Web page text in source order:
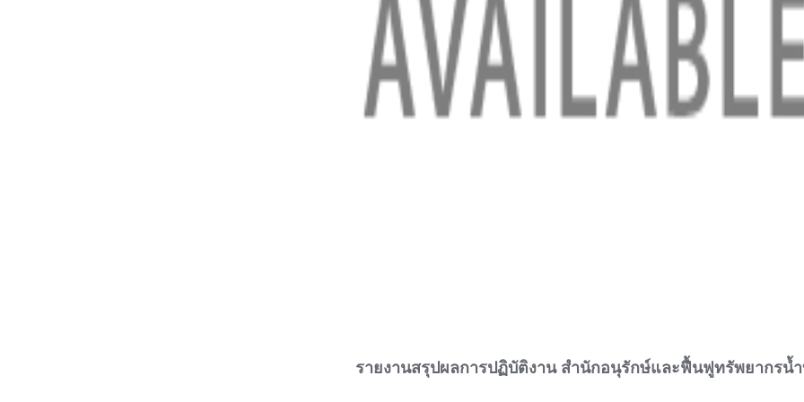
รายงานสรุปผลการปฏิบัติงาน สำนักอนุรักษ์และฟื้นฟูทรัพยากรน้